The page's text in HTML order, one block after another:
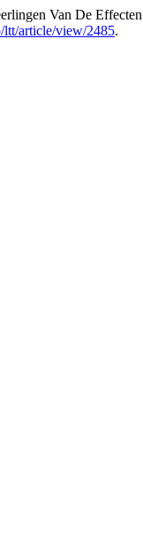
Van De
ltt/article/view/2485.